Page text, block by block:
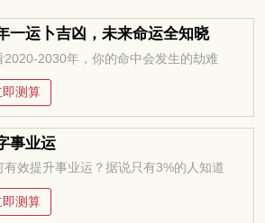
一运卜吉凶，未来命运全知晓
2020-2030年，你的命中会发生的劫难
即测算
事业运
有效提升事业运？据说只有3%的人知道
即测算